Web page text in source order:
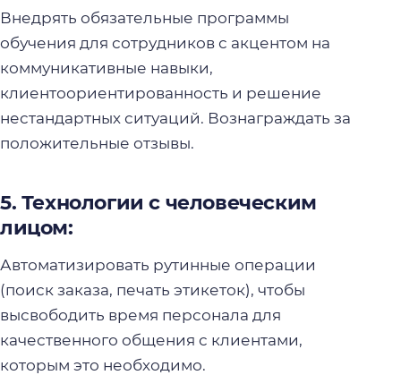
Внедрять обязательные программы
обучения для сотрудников с акцентом на
коммуникативные навыки,
клиентоориентированность и решение
нестандартных ситуаций. Вознаграждать за
положительные отзывы.
5. Технологии с человеческим
лицом:
Автоматизировать рутинные операции
(поиск заказа, печать этикеток), чтобы
высвободить время персонала для
качественного общения с клиентами,
которым это необходимо.